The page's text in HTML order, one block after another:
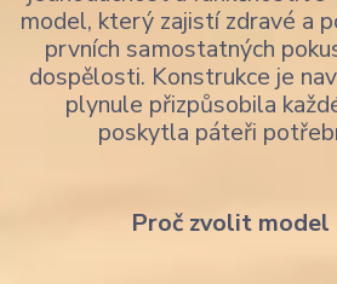
model, který zajistí zdravé a
prvních samostatných
dospělosti. Konstrukce je
plynule přizpůsobila
poskytla páteři
Proč zvolit model